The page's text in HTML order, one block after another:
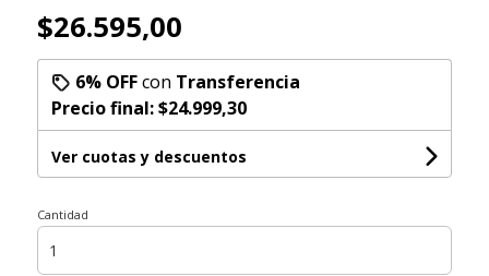
$26.595,00
6% OFFcon Transferencia
Precio final:$24.999,30
Ver cuotas y descuentos
Cantidad